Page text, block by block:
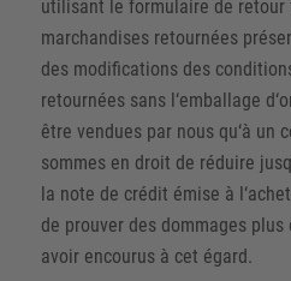
utilisant le formulaire de retour
marchandises retournées
des modifications des
retournées sans l‘emballage
être vendues par nous qu‘à un
sommes en droit de réduire
la note de crédit émise à
de prouver des dommages
avoir encourus à cet égard.